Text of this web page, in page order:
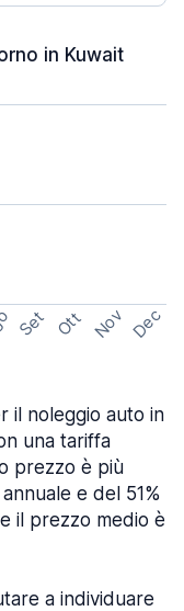
in Kuwait
Set Ott Nov Dec
il noleggio auto in
una tariffa
prezzo è più
e del 51%
il prezzo medio è
a individuare